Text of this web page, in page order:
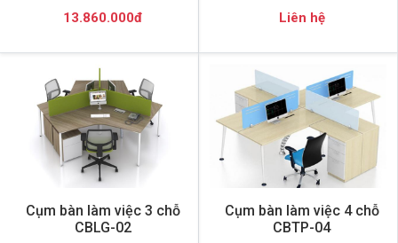
13.860.000đ Liên hệ
Cụm bàn làm việc 3 chỗ
CBLG-02
Cụm bàn làm việc 4 chỗ
CBTP-04